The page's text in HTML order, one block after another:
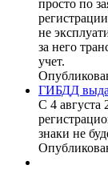
просто по
не
за него
учет.
ГИБДД
С 4 августа
знаки не